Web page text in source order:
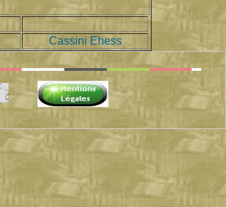
Cassini Ehess